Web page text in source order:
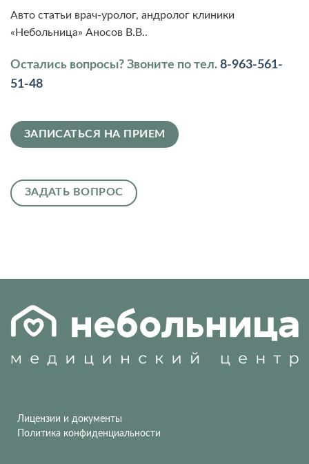
Авто статьи врач-уролог, андролог клиники
«Небольница» Аносов В.В..
Остались вопросы? Звоните по тел. 8-963-561-
51-48
ЗАПИСАТЬСЯ НА ПРИЕМ
ЗАДАТЬ ВОПРОС
Лицензии и документы
Политика конфиденциальности